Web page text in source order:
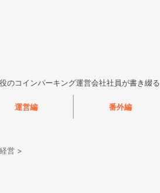
コインパーキング運営会社社員が書き綴る
運営編 番外編
営 >